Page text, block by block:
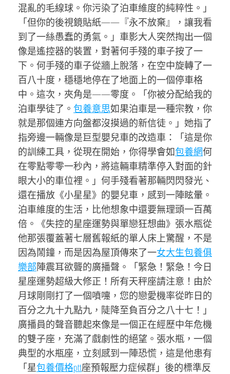
混亂的毛線球。你污染了泊車維度的純粹性。」
「但你的後視鏡貼紙——『永不放棄』，讓我看
到了一絲愚蠢的勇氣。」車影大人突然掏出一個
像是遙控器的裝置，對著何手殘的車子按了一
下。何手殘的車子從牆上脫落，在空中旋轉了一
百八十度，穩穩地停在了地面上的一個停車格
中。這次，夾角是——零度。「你被分配給我的
泊車學徒了。 包養意思如果泊車是一種宗教，你
就是那個連方向盤都沒摸過的新信徒。」她指了
指旁邊一輛像是巨型嬰兒車的改造車：「這是你
的訓練工具，從現在開始，你得學會如包養網何
在零點零零一秒內，將這輛車精準停入對面的針
眼大小的車位裡。」何手殘看著那輛閃閃發光、
還在播放《小星星》的嬰兒車，感到一陣眩暈。
泊車維度的生活，比他想象中還要無理頭一百萬
倍。《失控的星座運勢與單戀狂想曲》張水瓶從
他那張覆蓋著七層舊報紙的單人床上驚醒，不是
因為鬧鐘，而是因為屋頂傳來了一女大生包養俱
樂部陣震耳欲聾的廣播聲。「緊急！緊急！今日
星座運勢超級大修正！所有天秤座請注意！由於
月球剛剛打了一個噴嚏，您的戀愛機率從昨日的
百分之九十九點九，陡降至負百分之八十七！」
廣播員的聲音聽起來像是一個正在經歷中年危機
的雙子座，充滿了戲劇性的絕望。張水瓶，一個
典型的水瓶座，立刻感到一陣恐慌，這是他患有
「星包養價格ptt座預報壓力症候群」後的標準反